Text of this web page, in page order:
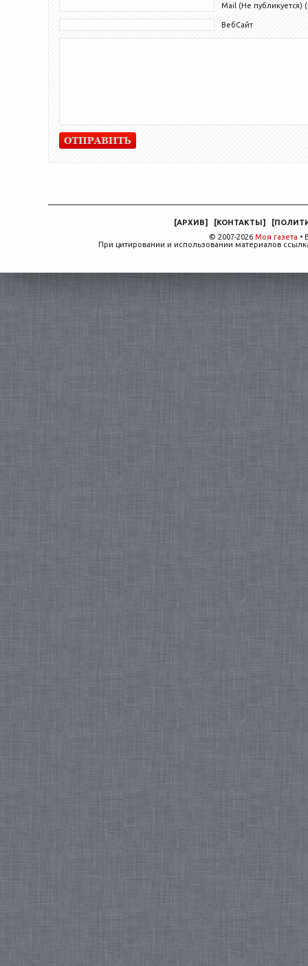
Mail (Не публикуется)
ВебСайт
[АРХИВ] [КОНТАКТЫ] [
© 2007-2026 Моя газета •
При цитировании и использовании материалов